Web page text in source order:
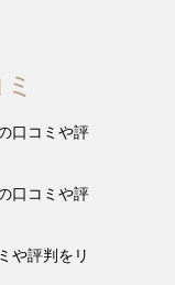
口コミや評
口コミや評
や評判をリ